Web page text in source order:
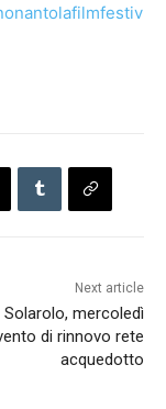
Next article
Solarolo, mercoledì
di rinnovo rete
acquedotto